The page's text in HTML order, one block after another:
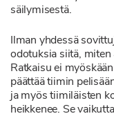
säilymisestä.
Ilman yhdessä
odotuksia siitä,
Ratkaisu ei
päättää tiimin
ja myös tiimiläisten
heikkenee. Se